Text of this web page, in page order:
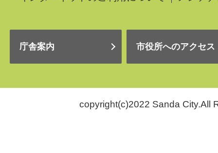
庁舎案内 市役所へのアクセス
copyright(c)2022 Sanda City.All